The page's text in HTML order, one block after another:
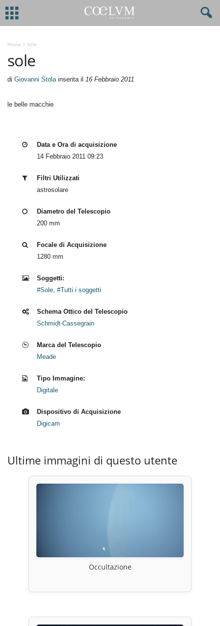
Home > Sole
sole
di Giovanni Stolainserita il 16 Febbraio 2011
le belle macchie
Data e Ora di acquisizione
14 Febbraio 2011 09:23
Filtri Utilizzati
astrosolare
Diametro del Telescopio
200 mm
Focale di Acquisizione
1280 mm
Soggetti:
#Sole, #Tutti i soggetti
Schema Ottico del Telescopio
Schmidt-Cassegrain
Marca del Telescopio
Meade
Tipo Immagine:
Digitale
Dispositivo di Acquisizione
Digicam
Ultime immagini di questo utente
Occultazione